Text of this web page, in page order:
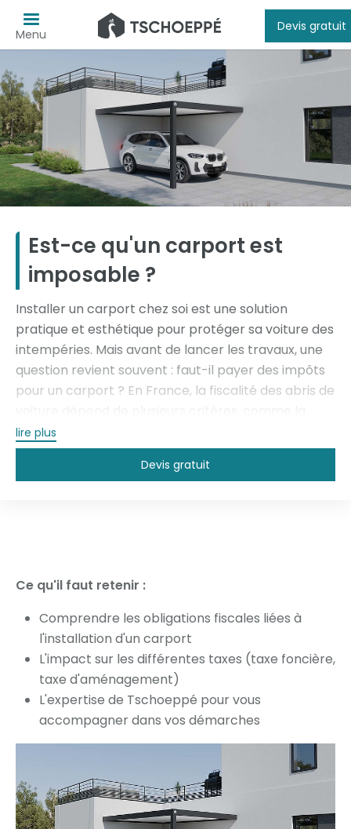
Menu
Devis gratuit
Est-ce qu'un carport est
imposable ?
Installer un carport chez soi est une solution
pratique et esthétique pour protéger sa voiture des
intempéries. Mais avant de lancer les travaux, une
question revient souvent : faut-il payer des impôts
pour un carport ? En France, la fiscalité des abris de
présence ou non de fondations, la surface au sol, ou
encore la nature des matériaux utilisés. Selon ces
éléments, un carport peut être soumis à la taxe
lire plus
Devis gratuit
Ce qu'il faut retenir :
Comprendre les obligations fiscales liées à
l'installation d'un carport
L'impact sur les différentes taxes (taxe foncière,
taxe d'aménagement)
L'expertise de Tschoeppé pour vous
accompagner dans vos démarches